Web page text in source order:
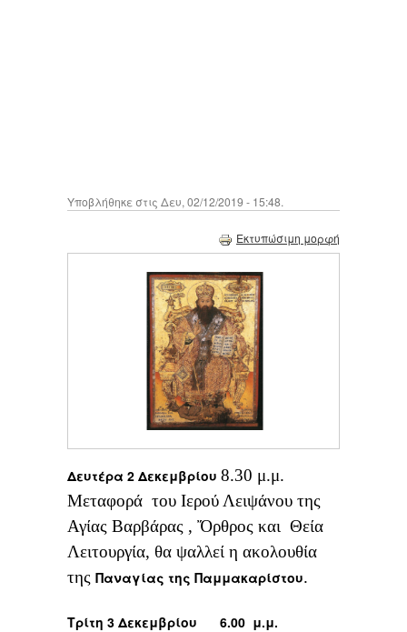
Υποβλήθηκε στις Δευ, 02/12/2019 - 15:48.
Εκτυπώσιμη μορφή
Δευτέρα 2 Δεκεμβρίου 8.30 μ.μ.
Μεταφορά του Ιερού Λειψάνου της
Αγίας Βαρβάρας , Ὄρθρος και Θεία
Λειτουργία, θα ψαλλεί η ακολουθία
της Παναγίας της Παμμακαρίστου.
Τρίτη 3 Δεκεμβρίου 6.00 μ.μ.